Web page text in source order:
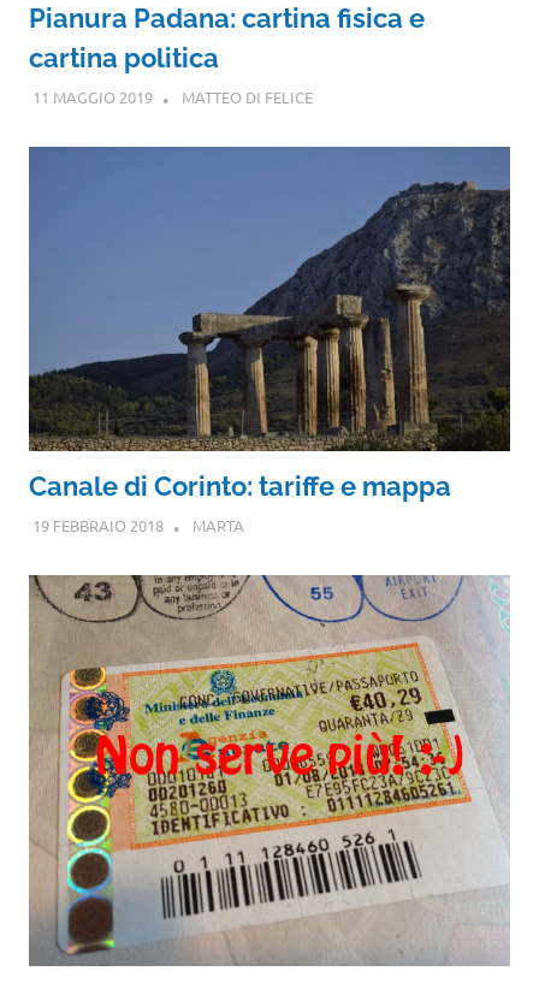
Pianura Padana: cartina fisica e
cartina politica
11 MAGGIO 2019 MATTEO DI FELICE
Canale di Corinto: tariffe e mappa
19 FEBBRAIO 2018 MARTA